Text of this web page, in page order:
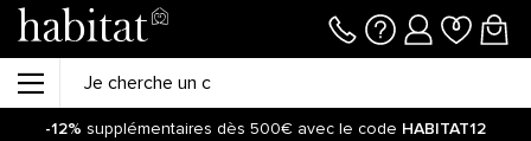
-12% supplémentaires dès 500€ avec le code HABITAT12